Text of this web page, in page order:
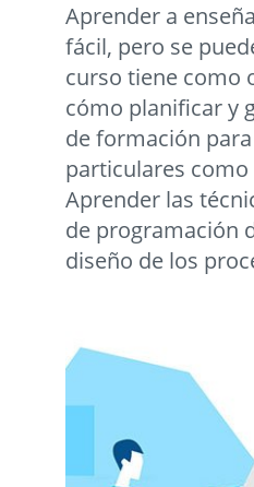
Aprender a
fácil, pero se
curso tiene como
cómo planificar y
de formación
particulares como
Aprender las
de programación
diseño de los